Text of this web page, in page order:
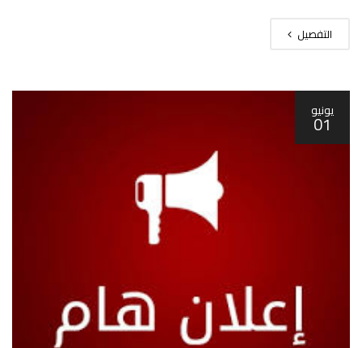
التفصيل
يونيو
01